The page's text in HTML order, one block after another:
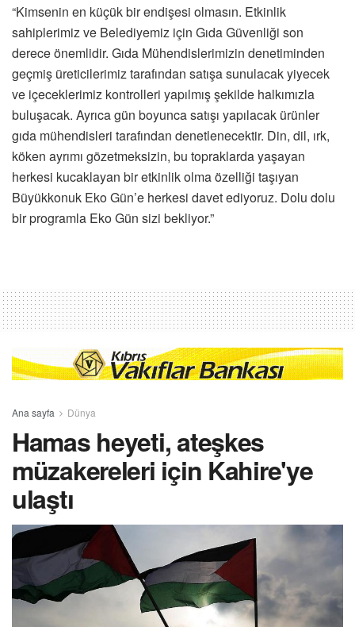
“Kimsenin en küçük bir endişesi olmasın. Etkinlik
sahiplerimiz ve Belediyemiz için Gıda Güvenliği son
derece önemlidir. Gıda Mühendislerimizin denetiminden
geçmiş üreticilerimiz tarafından satışa sunulacak yiyecek
ve içeceklerimiz kontrolleri yapılmış şekilde halkımızla
buluşacak. Ayrıca gün boyunca satışı yapılacak ürünler
gıda mühendisleri tarafından denetlenecektir. Din, dil, ırk,
köken ayrımı gözetmeksizin, bu topraklarda yaşayan
herkesi kucaklayan bir etkinlik olma özelliği taşıyan
Büyükkonuk Eko Gün’e herkesi davet ediyoruz. Dolu dolu
bir programla Eko Gün sizi bekliyor.”
Ana sayfa Dünya
Hamas heyeti, ateşkes
müzakereleri için Kahire'ye
ulaştı